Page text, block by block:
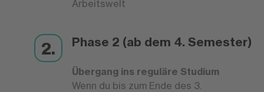
Arbeitswelt
Phase 2 (ab dem 4. Semester)
Übergang ins reguläre Studium
Wenn du bis zum Ende des 3.